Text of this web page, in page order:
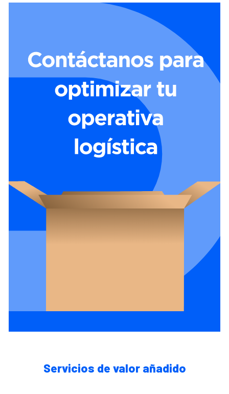
Servicios de valor añadido